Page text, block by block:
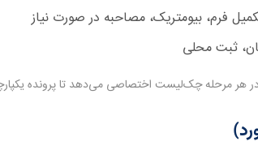
ثبت محلی
هر مرحله چک‌لیست اختصاصی می‌دهد تا پرونده